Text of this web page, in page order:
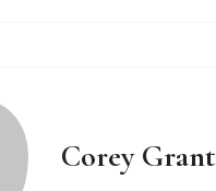
Corey Grant